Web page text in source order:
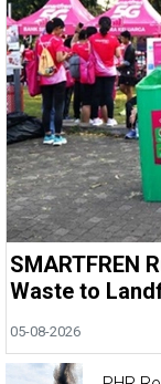
SMARTFREN
Waste to
05-08-2026